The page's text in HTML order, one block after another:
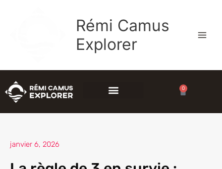
Rémi Camus
Explorer
0
Panier
janvier 6, 2026